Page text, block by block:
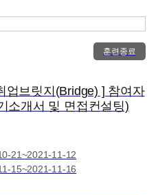
훈련종료
업브릿지(Bridge) ] 참여자
소개서 및 면접컨설팅)
21~2021-11-12
15~2021-11-16